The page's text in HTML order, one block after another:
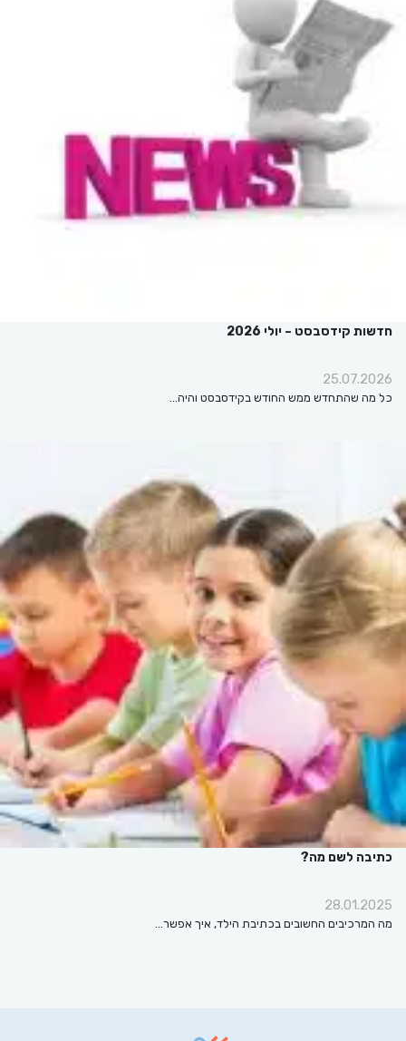
חדשות קידסבסט – יולי 2026
25.07.2026
כל מה שהתחדש ממש החודש בקידסבסט והיה…
כתיבה לשם מה?
28.01.2025
מה המרכיבים החשובים בכתיבת הילד, איך אפשר…